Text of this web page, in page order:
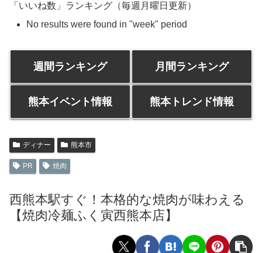
「いいね数」ランキング（毎週月曜日更新）
No results were found in "week" period
週間ランキング 月間ランキング
熊本イベント情報 熊本トレンド情報
ディナー 熊本市
PR 焼肉
西熊本駅すぐ！本格的な焼肉が味わえる
【焼肉冷麺ふく寅西熊本店】